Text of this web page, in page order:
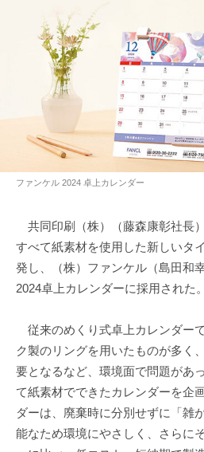
ファンケル 2024 卓上カレンダー
共同印刷（株）（藤森康彰社長
すべて紙素材を使用した新しいタ
発し、（株）ファンケル（島田和
2024卓上カレンダーに採用された。
従来のめくり式卓上カレンダー
ク製のリングを用いたものが多く
要となるなど、環境面で問題があ
て紙素材でできたカレンダーを企
ダーは、廃棄時に分別せずに「雑
能なため環境にやさしく、さらに